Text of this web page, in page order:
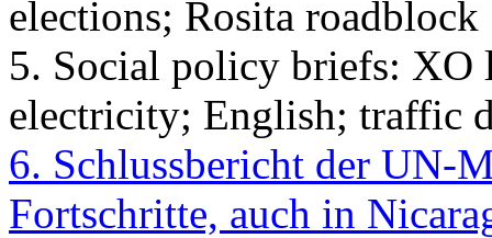
elections; Rosita roadblock
5. Social policy briefs: XO
electricity; English; traffic
6. Schlussbericht der UN-
Fortschritte, auch in